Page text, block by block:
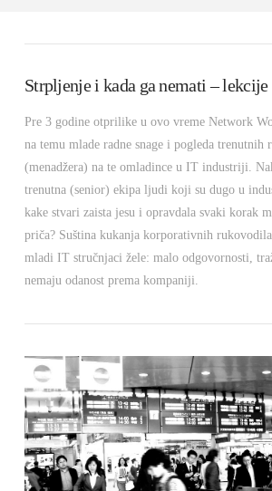
Strpljenje i kada ga nemati –
Pre 3 godine otprilike u ovo vreme Network
na temu mlade radne snage i pogleda trenutnih
(menadžera) na te omladince u IT industriji.
trenutna (senior) ekipa ljudi koji su dugo u
kake stvari zaista jesu i opravdala svaki korak
priča? Suština kukanja korporativnih
mladi IT stručnjaci žele: malo odgovornosti,
nemaju odanost prema kompaniji.